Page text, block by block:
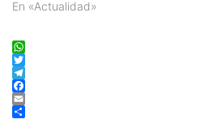
En «Actualidad»
WhatsApp
Twitter
Telegram
Facebook
Email